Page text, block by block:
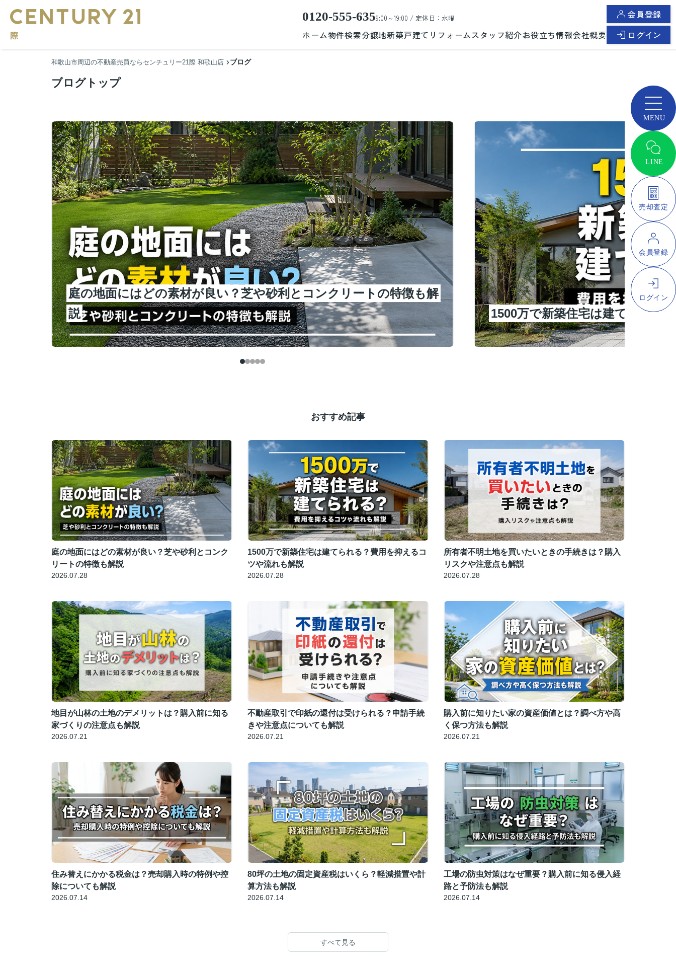
0120-555-6359:00～19:00 / 定休日：水曜
ホーム物件検索分譲地新築戸建て リフォーム スタッフ紹介お役立ち情報会社概要
会員登録
ログイン
和歌山市周辺の不動産売買ならセンチュリー21際 和歌山店 ブログ
ブログトップ
庭の地面にはどの素材が良い？芝や砂利とコンクリートの特徴も解
説
2026.07.28
1500万で新築住宅は建てられる
2026.07.28
おすすめ記事
庭の地面にはどの素材が良い？芝や砂利とコンク
リートの特徴も解説
2026.07.28
1500万で新築住宅は建てられる？費用を抑えるコ
ツや流れも解説
2026.07.28
所有者不明土地を買いたいときの手続きは？購入
リスクや注意点も解説
2026.07.28
地目が山林の土地のデメリットは？購入前に知る
家づくりの注意点も解説
2026.07.21
不動産取引で印紙の還付は受けられる？申請手続
きや注意点についても解説
2026.07.21
購入前に知りたい家の資産価値とは？調べ方や高
く保つ方法も解説
2026.07.21
住み替えにかかる税金は？売却購入時の特例や控
除についても解説
2026.07.14
80坪の土地の固定資産税はいくら？軽減措置や計
算方法も解説
2026.07.14
工場の防虫対策はなぜ重要？購入前に知る侵入経
路と予防法も解説
2026.07.14
すべて見る